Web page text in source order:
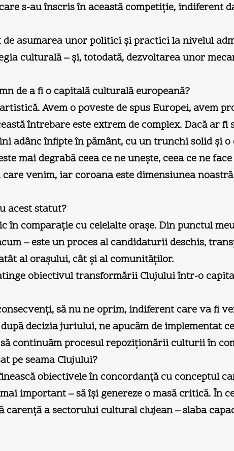
s-au înscris în această competiţie, indiferent
de asumarea unor politici şi practici la nivelul
culturală – şi, totodată, dezvoltarea unor
de a fi o capitală culturală europeană?
Avem o poveste de spus Europei, avem
întrebare este extrem de complex. Dacă ar
adânc înfipte în pământ, cu un trunchi solid şi
mai degrabă ceea ce ne uneşte, ceea ce ne
venim, iar coroana este dimensiunea
acest statut?
în comparaţie cu celelalte oraşe. Din punctul
– este un proces al candidaturii deschis,
al oraşului, cât şi al comunităţilor.
obiectivul transformării Clujului într-o
să nu ne oprim, indiferent care va fi
decizia juriului, ne apucăm de implementat
continuăm procesul repoziţionării culturii în
pe seama Clujului?
obiectivele în concordanţă cu conceptul
important – să îşi genereze o masă critică. În
a sectorului cultural clujean – slaba